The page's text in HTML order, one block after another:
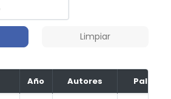
Limpiar
Año Autores